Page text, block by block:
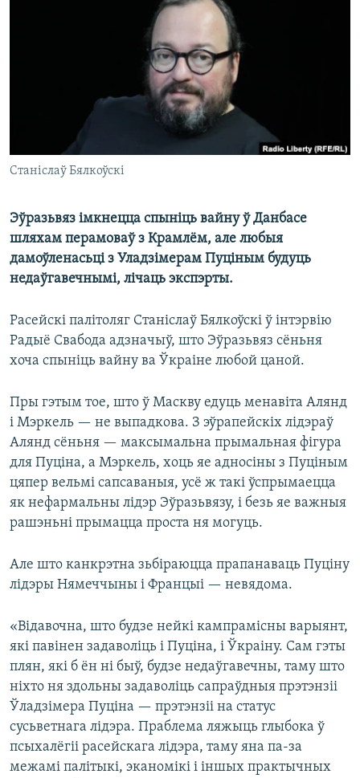
Станіслаў Бялкоўскі
Эўразьвяз імкнецца спыніць вайну ў Данбасе
шляхам перамоваў з Крамлём, але любыя
дамоўленасьці з Уладзімерам Пуціным будуць
недаўгавечнымі, лічаць экспэрты.
Расейскі палітоляг Станіслаў Бялкоўскі ў інтэрвію
Радыё Свабода адзначыў, што Эўразьвяз сёньня
хоча спыніць вайну ва Ўкраіне любой цаной.
Пры гэтым тое, што ў Маскву едуць менавіта Алянд
і Мэркель — не выпадкова. З эўрапейскіх лідэраў
Алянд сёньня — максымальна прымальная фігура
для Пуціна, а Мэркель, хоць яе адносіны з Пуціным
цяпер вельмі сапсаваныя, усё ж такі ўспрымаецца
як нефармальны лідэр Эўразьвязу, і безь яе важныя
рашэньні прымацца проста ня могуць.
Але што канкрэтна зьбіраюцца прапанаваць Пуціну
лідэры Нямеччыны і Францыі — невядома.
«Відавочна, што будзе нейкі кампрамісны варыянт,
які павінен задаволіць і Пуціна, і Ўкраіну. Сам гэты
плян, які б ён ні быў, будзе недаўгавечны, таму што
ніхто ня здольны задаволіць сапраўдныя прэтэнзіі
Ўладзімера Пуціна — прэтэнзіі на статус
сусьветнага лідэра. Праблема ляжыць глыбока ў
псыхалёгіі расейскага лідэра, таму яна па-за
межамі палітыкі, эканомікі і іншых практычных